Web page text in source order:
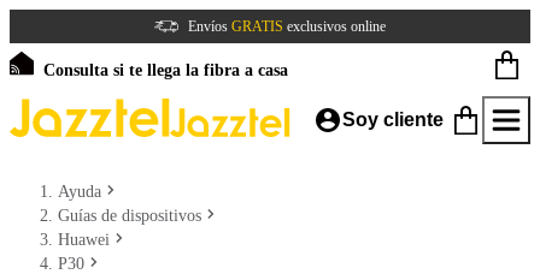
Envíos GRATIS exclusivos online
Consulta si te llega la fibra a casa
Soy cliente
Ayuda
Guías de dispositivos
Huawei
P30